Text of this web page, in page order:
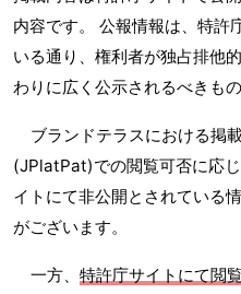
内容です。 公報情報は、特許
いる通り、権利者が独占排他
わりに広く公示されるべきもの
ブランドテラスにおける掲
(JPlatPat)での閲覧可否に応
イトにて非公開とされている
がございます。
一方、 特許庁サイトにて閲